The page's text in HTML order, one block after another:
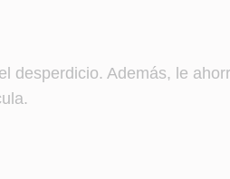
desperdicio. Además, le